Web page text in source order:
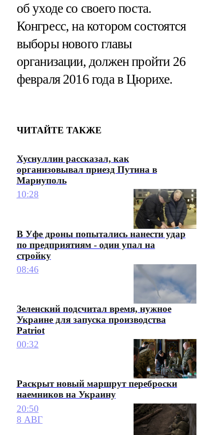
об уходе со своего поста.
Конгресс, на котором состоятся
выборы нового главы
организации, должен пройти 26
февраля 2016 года в Цюрихе.
ЧИТАЙТЕ ТАКЖЕ
Хуснуллин рассказал, как
организовывал приезд Путина в
Мариуполь
10:28
В Уфе дроны попытались нанести удар
по предприятиям - один упал на
стройку
08:46
Зеленский подсчитал время, нужное
Украине для запуска производства
Patriot
00:32
Раскрыт новый маршрут переброски
наемников на Украину
20:50
8 АВГ